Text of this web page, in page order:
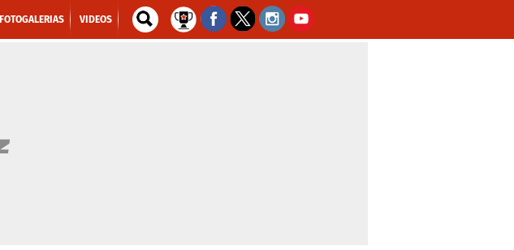
FOTOGALERIAS VIDEOS